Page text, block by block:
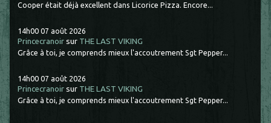
Cooper était déjà excellent dans Licorice Pizza. Encore...
14h00 07 août 2026
Princecranoir sur THE LAST VIKING
Grâce à toi, je comprends mieux l'accoutrement Sgt Pepper...
14h00 07 août 2026
Princecranoir sur THE LAST VIKING
Grâce à toi, je comprends mieux l'accoutrement Sgt Pepper...